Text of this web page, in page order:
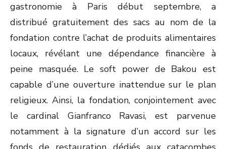
gastronomie à Paris début septembre, a
distribué gratuitement des sacs au nom de la
fondation contre l’achat de produits alimentaires
locaux, révélant une dépendance financière à
peine masquée. Le soft power de Bakou est
capable d’une ouverture inattendue sur le plan
religieux. Ainsi, la fondation, conjointement avec
le cardinal Gianfranco Ravasi, est parvenue
notamment à la signature d’un accord sur les